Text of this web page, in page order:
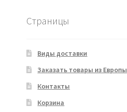
Страницы
Виды доставки
Заказать товары из Европы
Контакты
Корзина